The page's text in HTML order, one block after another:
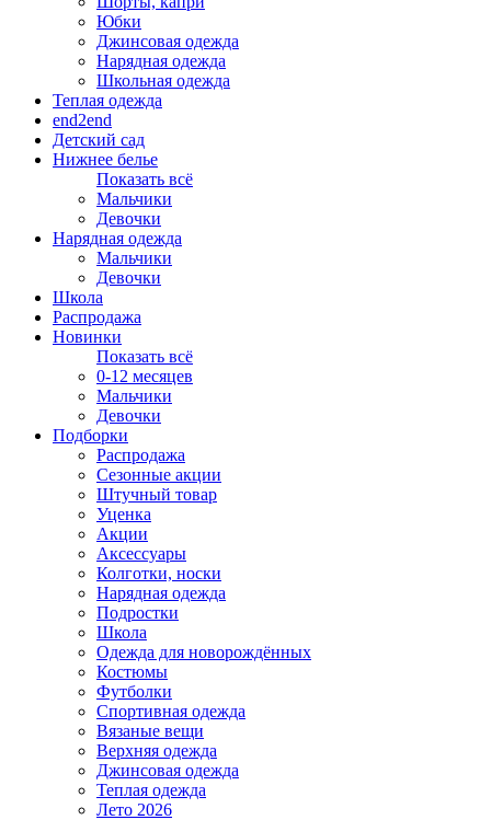
Юбки
Джинсовая одежда
Нарядная одежда
Школьная одежда
Теплая одежда
end2end
Детский сад
Нижнее белье
Показать всё
Мальчики
Девочки
Нарядная одежда
Мальчики
Девочки
Школа
Распродажа
Новинки
Показать всё
0-12 месяцев
Мальчики
Девочки
Подборки
Распродажа
Сезонные акции
Штучный товар
Уценка
Акции
Аксессуары
Колготки, носки
Нарядная одежда
Подростки
Школа
Одежда для новорождённых
Костюмы
Футболки
Спортивная одежда
Вязаные вещи
Верхняя одежда
Джинсовая одежда
Теплая одежда
Лето 2026